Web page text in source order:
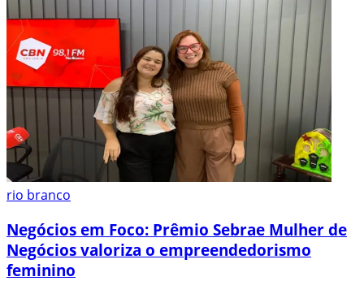
rio branco
Negócios em Foco: Prêmio Sebrae Mulher de
Negócios valoriza o empreendedorismo
feminino